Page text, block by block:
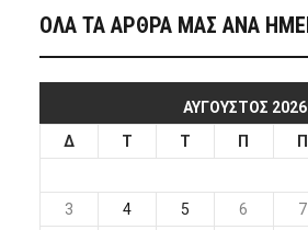
ΟΛΑ ΤΑ ΑΡΘΡΑ ΜΑΣ ΑΝΑ
ΑΎΓΟΥΣΤΟΣ 2026
Δ
Τ Τ Π Π
3
4 5 6 7